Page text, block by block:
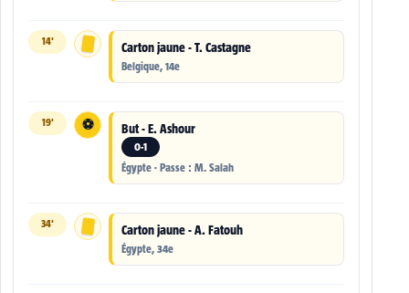
14' Carton jaune - T. Castagne
Belgique, 14e
19' ⚽ But - E. Ashour
0-1
Égypte · Passe : M. Salah
34' Carton jaune - A. Fatouh
Égypte, 34e